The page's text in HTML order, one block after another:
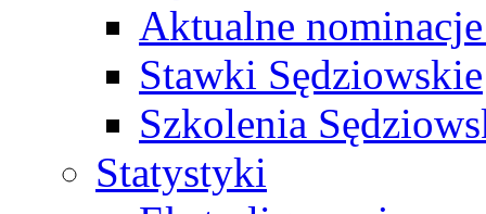
Aktualne
Stawki Sędziowskie
Szkolenia
Statystyki